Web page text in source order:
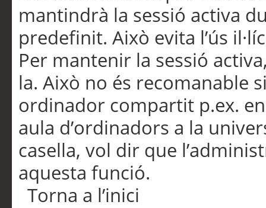
mantindrà la sessió activa
predefinit. Això evita l’ús
Per mantenir la sessió
la. Això no és recomanable
ordinador compartit p.ex.
aula d’ordinadors a la
casella, vol dir que
aquesta funció.
Torna a l’inici